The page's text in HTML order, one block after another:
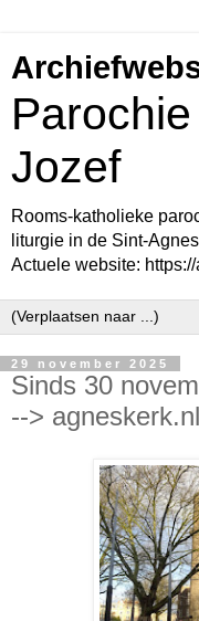
Jozef
Rooms-katholieke
liturgie in de Sint-
Actuele website: https://
29 november 2025
Sinds 30
--> agneskerk.nl